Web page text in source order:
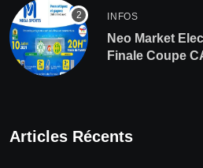
INFOS
Neo Market
Finale Coupe
Articles Récents